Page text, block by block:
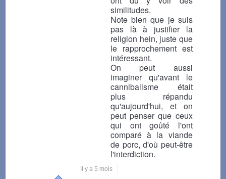
similitudes.
Note bien que je suis
pas là à justifier la
religion hein, juste que
le rapprochement est
intéressant.
On peut aussi
imaginer qu'avant le
cannibalisme était
plus répandu
qu'aujourd'hui, et on
peut penser que ceux
qui ont goûté l'ont
comparé à la viande
de porc, d'où peut-être
l'interdiction.
Il y a 5 mois